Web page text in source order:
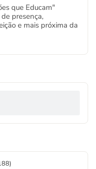
que Educam"
presença,
e mais próxima da